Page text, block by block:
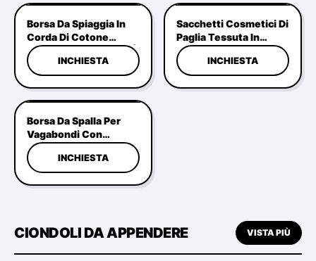
Cristallo Rigido
Borsa Da Spiaggia In
Corda Di Cotone
Intrecciata Ecologica |
Borsa Per La Spesa
Personalizzata
OEM/ODM
INCHIESTA
Sacchetti Cosmetici Di
Paglia Tessuta In
Massa.
INCHIESTA
Borsa Da Spalla Per
Vagabondi Con
Cintura A Guinzaglia
INCHIESTA
CIONDOLI DA APPENDERE VISTA PIÙ